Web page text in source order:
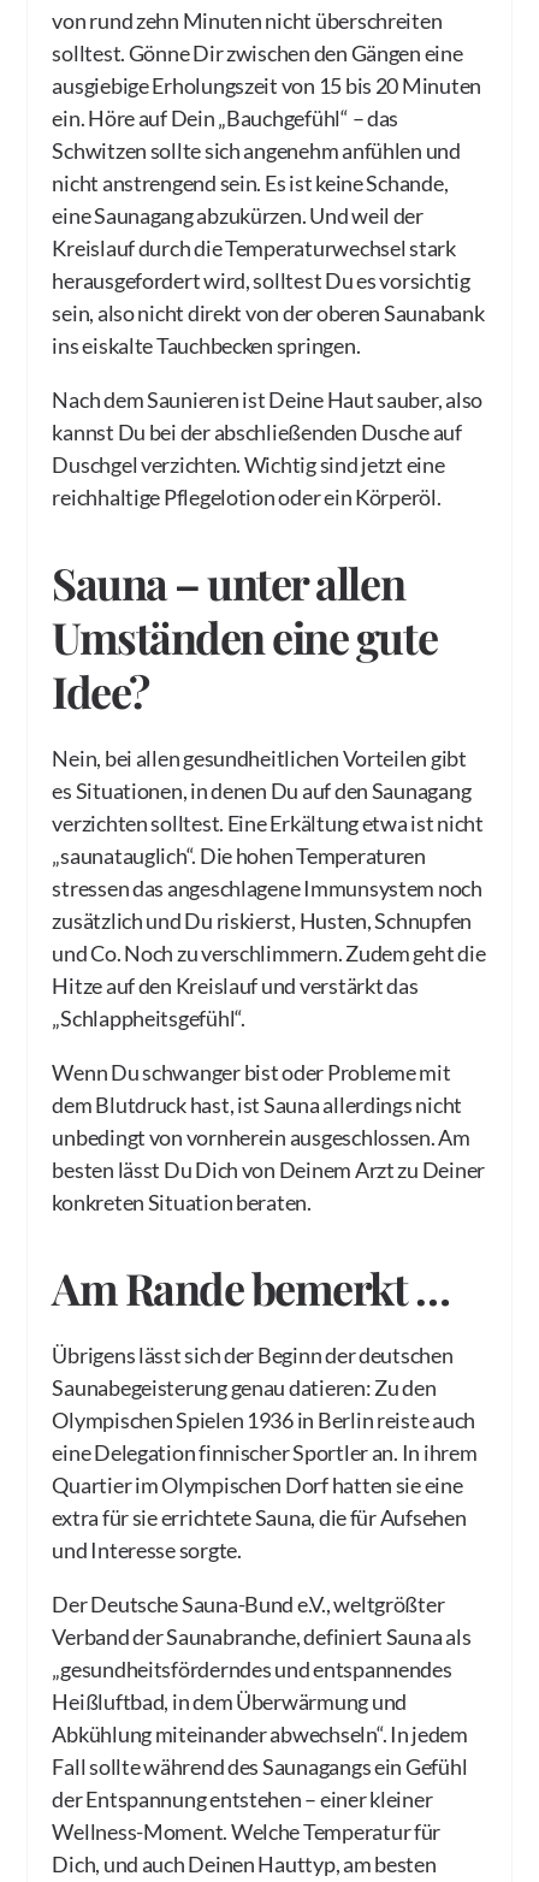
von rund zehn Minuten nicht überschreiten
solltest. Gönne Dir zwischen den Gängen eine
ausgiebige Erholungszeit von 15 bis 20 Minuten
ein. Höre auf Dein „Bauchgefühl“ – das
Schwitzen sollte sich angenehm anfühlen und
nicht anstrengend sein. Es ist keine Schande,
eine Saunagang abzukürzen. Und weil der
Kreislauf durch die Temperaturwechsel stark
herausgefordert wird, solltest Du es vorsichtig
sein, also nicht direkt von der oberen Saunabank
ins eiskalte Tauchbecken springen.
Nach dem Saunieren ist Deine Haut sauber, also
kannst Du bei der abschließenden Dusche auf
Duschgel verzichten. Wichtig sind jetzt eine
reichhaltige Pflegelotion oder ein Körperöl.
Sauna – unter allen
Umständen eine gute
Idee?
Nein, bei allen gesundheitlichen Vorteilen gibt
es Situationen, in denen Du auf den Saunagang
verzichten solltest. Eine Erkältung etwa ist nicht
„saunatauglich“. Die hohen Temperaturen
stressen das angeschlagene Immunsystem noch
zusätzlich und Du riskierst, Husten, Schnupfen
und Co. Noch zu verschlimmern. Zudem geht die
Hitze auf den Kreislauf und verstärkt das
„Schlappheitsgefühl“.
Wenn Du schwanger bist oder Probleme mit
dem Blutdruck hast, ist Sauna allerdings nicht
unbedingt von vornherein ausgeschlossen. Am
besten lässt Du Dich von Deinem Arzt zu Deiner
konkreten Situation beraten.
Am Rande bemerkt …
Übrigens lässt sich der Beginn der deutschen
Saunabegeisterung genau datieren: Zu den
Olympischen Spielen 1936 in Berlin reiste auch
eine Delegation finnischer Sportler an. In ihrem
Quartier im Olympischen Dorf hatten sie eine
extra für sie errichtete Sauna, die für Aufsehen
und Interesse sorgte.
Der Deutsche Sauna-Bund e.V., weltgrößter
Verband der Saunabranche, definiert Sauna als
„gesundheitsförderndes und entspannendes
Heißluftbad, in dem Überwärmung und
Abkühlung miteinander abwechseln“. In jedem
Fall sollte während des Saunagangs ein Gefühl
der Entspannung entstehen – einer kleiner
Wellness-Moment. Welche Temperatur für
Dich, und auch Deinen Hauttyp, am besten